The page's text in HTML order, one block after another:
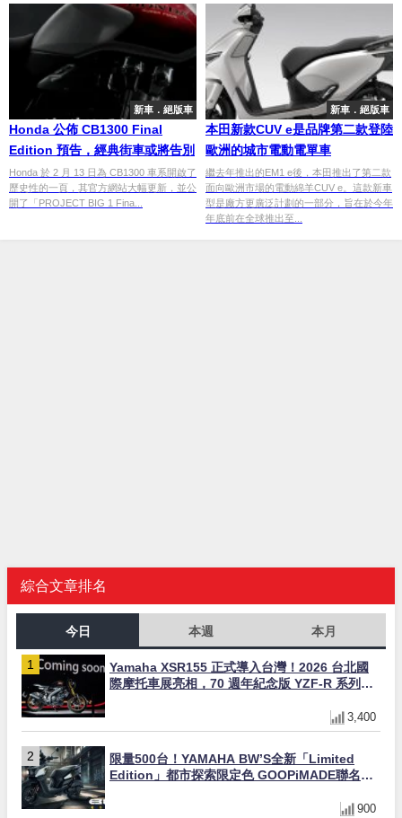
新車．絕版車
Honda 公佈 CB1300 Final
Edition 預告，經典街車或將告別
Honda 於 2 月 13 日為 CB1300 車系開啟了
歷史性的一頁，其官方網站大幅更新，並公
開了「PROJECT BIG 1 Fina...
新車．絕版車
本田新款CUV e是品牌第二款登陸
歐洲的城市電動電單車
繼去年推出的EM1 e後，本田推出了第二款
面向歐洲市場的電動綿羊CUV e。這款新車
型是廠方更廣泛計劃的一部分，旨在於今年
年底前在全球推出至...
綜合文章排名
今日 本週 本月
Yamaha XSR155 正式導入台灣！2026 台北國
際摩托車展亮相，70 週年紀念版 YZF-R 系列限
3,400
限量500台！YAMAHA BW’S全新「Limited
Edition」都市探索限定色 GOOPiMADE聯名包
900